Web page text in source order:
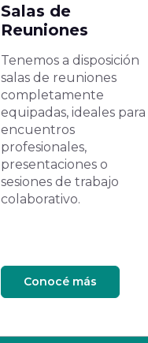
Salas de
Reuniones
Tenemos a disposición
salas de reuniones
completamente
equipadas, ideales para
encuentros
profesionales,
presentaciones o
sesiones de trabajo
colaborativo.
Conocé más